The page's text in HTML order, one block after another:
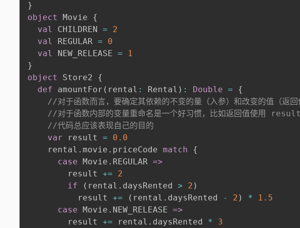
}
object
Movie {
val
CHILDREN =
2
val
REGULAR =
0
val
NEW_RELEASE =
1
}
object
Store2 {
def amountFor ( rental : Rental ) : Double =
{
//对于函数而言，要确定其依赖的不变的量（入参）和改变的值（返回
//对于函数内部的变量重命名是一个好习惯，比如返回值使用
//代码总应该表现自己的目的
var result =
0.0
    rental
. movie . priceCode match
{
case Movie . REGULAR =>
        result
+=
2
if
( rental . daysRented > 2 )
          result
+= ( rental . daysRented - 2 ) *
1.5
case Movie . NEW_RELEASE =>
        result
+= rental . daysRented * 3